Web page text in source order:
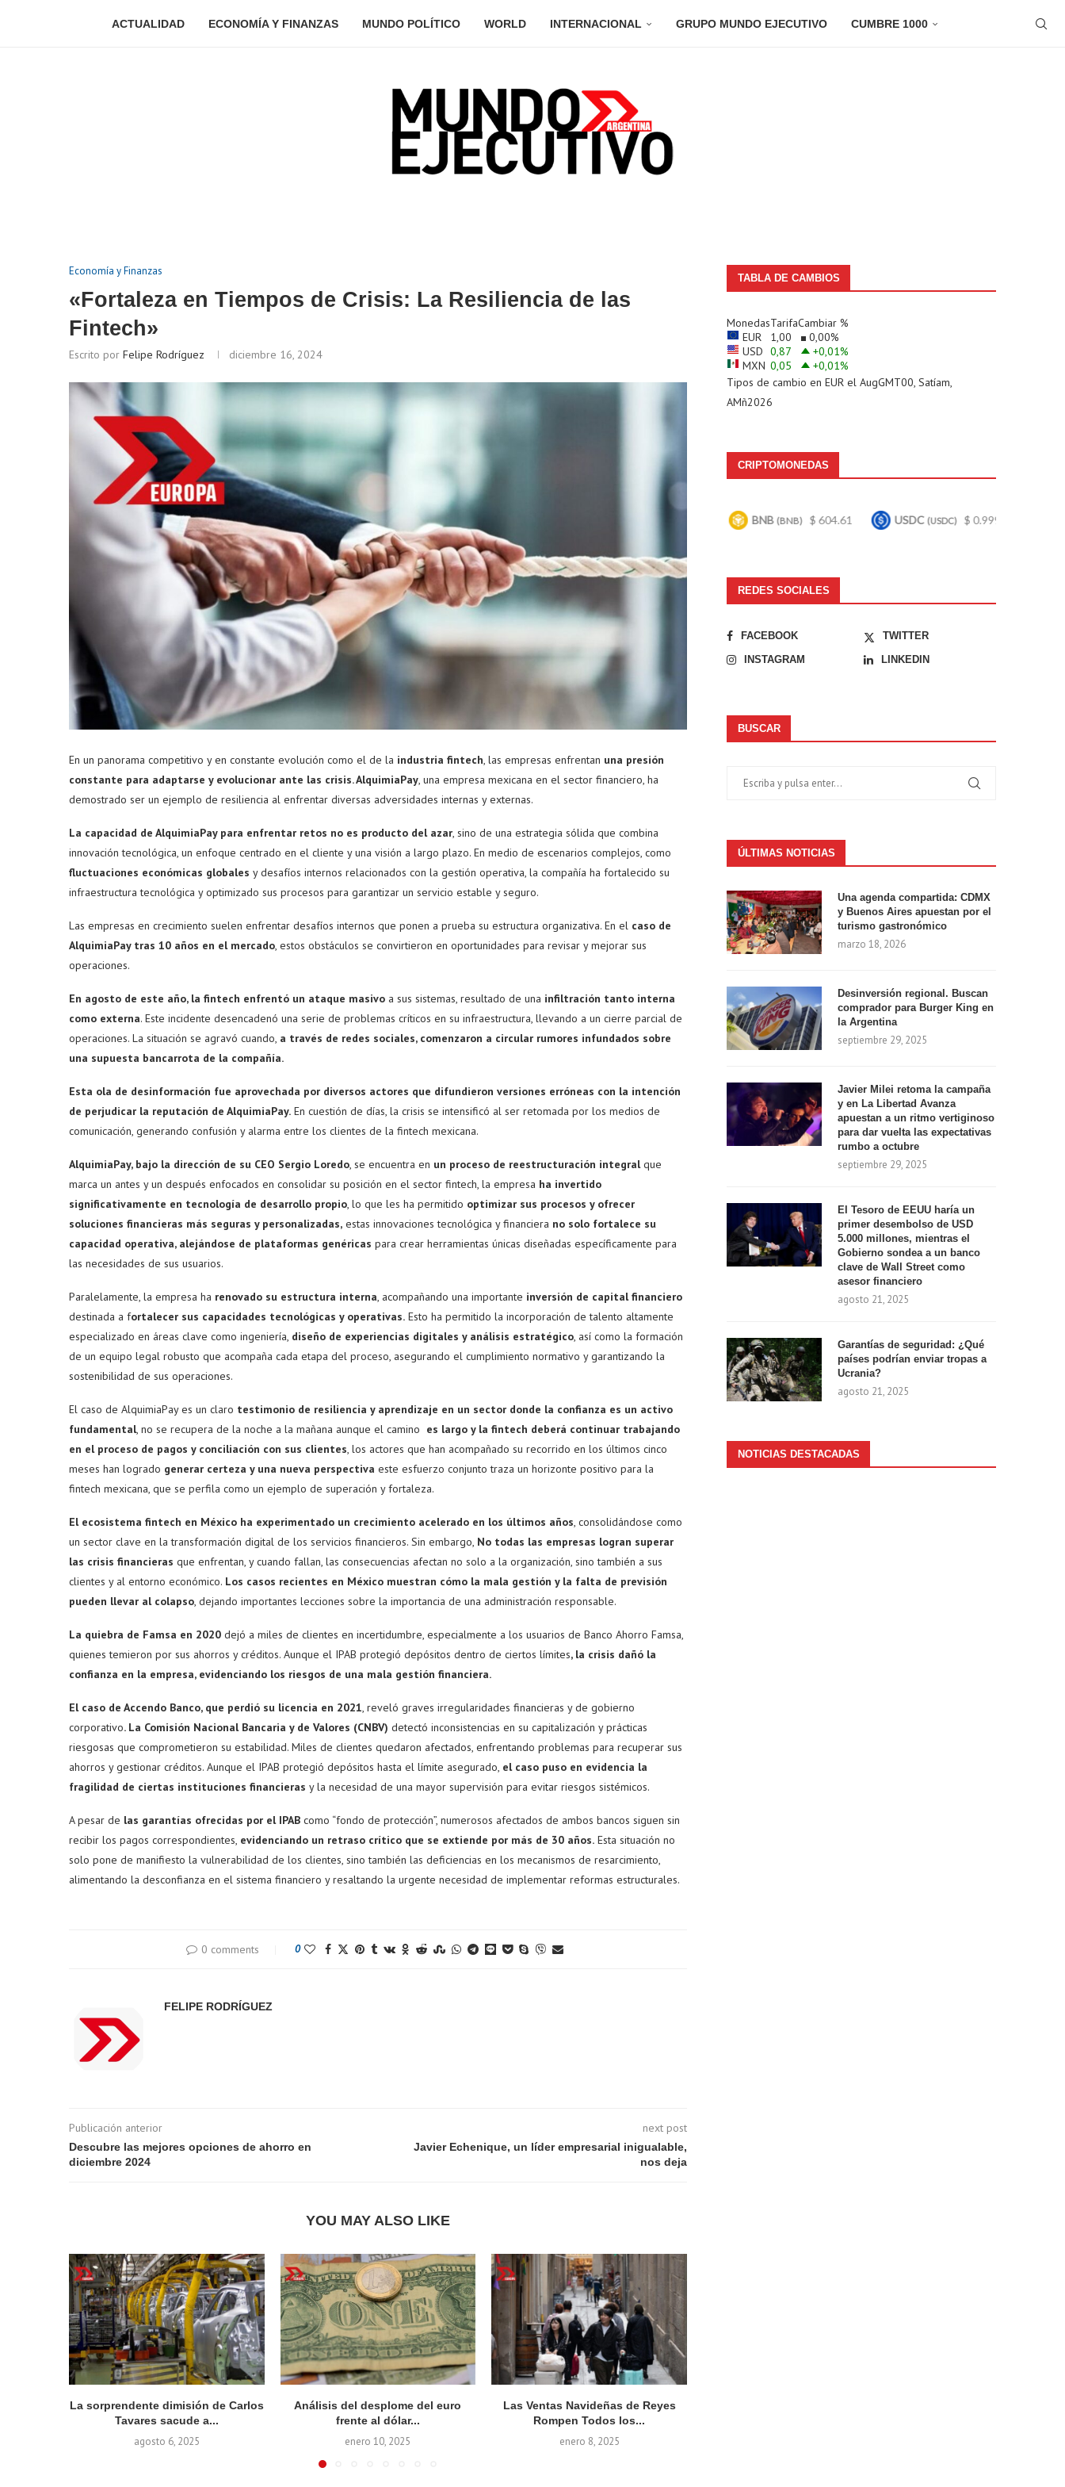
ACTUALIDAD ECONOMÍA Y FINANZAS MUNDO POLÍTICO WORLD INTERNACIONAL GRUPO MUNDO EJECUTIVO CUMBRE 1000
Economía y Finanzas
«Fortaleza en Tiempos de Crisis: La Resiliencia de las
Fintech»
Escrito por Felipe Rodríguez diciembre 16, 2024
En un panorama competitivo y en constante evolución como el de la industria fintech, las empresas enfrentan una presión
constante para adaptarse y evolucionar ante las crisis. AlquimiaPay, una empresa mexicana en el sector financiero, ha
demostrado ser un ejemplo de resiliencia al enfrentar diversas adversidades internas y externas.
La capacidad de AlquimiaPay para enfrentar retos no es producto del azar, sino de una estrategia sólida que combina
innovación tecnológica, un enfoque centrado en el cliente y una visión a largo plazo. En medio de escenarios complejos, como
fluctuaciones económicas globales y desafíos internos relacionados con la gestión operativa, la compañía ha fortalecido su
infraestructura tecnológica y optimizado sus procesos para garantizar un servicio estable y seguro.
Las empresas en crecimiento suelen enfrentar desafíos internos que ponen a prueba su estructura organizativa. En el caso de
AlquimiaPay tras 10 años en el mercado, estos obstáculos se convirtieron en oportunidades para revisar y mejorar sus
operaciones.
En agosto de este año, la fintech enfrentó un ataque masivo a sus sistemas, resultado de una infiltración tanto interna
como externa. Este incidente desencadenó una serie de problemas críticos en su infraestructura, llevando a un cierre parcial de
operaciones. La situación se agravó cuando, a través de redes sociales, comenzaron a circular rumores infundados sobre
una supuesta bancarrota de la compañía.
Esta ola de desinformación fue aprovechada por diversos actores que difundieron versiones erróneas con la intención
de perjudicar la reputación de AlquimiaPay. En cuestión de días, la crisis se intensificó al ser retomada por los medios de
comunicación, generando confusión y alarma entre los clientes de la fintech mexicana.
AlquimiaPay, bajo la dirección de su CEO Sergio Loredo, se encuentra en un proceso de reestructuración integralque
marca un antes y un después enfocados en consolidar su posición en el sector fintech, la empresa ha invertido
significativamente en tecnología de desarrollo propio, lo que les ha permitido optimizar sus procesos y ofrecer
soluciones financieras más seguras y personalizadas, estas innovaciones tecnológica y financiera no solo fortalece su
capacidad operativa, alejándose de plataformas genéricas para crear herramientas únicas diseñadas específicamente para
las necesidades de sus usuarios.
Paralelamente, la empresa ha renovado su estructura interna, acompañando una importante inversión de capital financiero
destinada a fortalecer sus capacidades tecnológicas y operativas. Esto ha permitido la incorporación de talento altamente
especializado en áreas clave como ingeniería, diseño de experiencias digitales y análisis estratégico, así como la formación
de un equipo legal robusto que acompaña cada etapa del proceso, asegurando el cumplimiento normativo y garantizando la
sostenibilidad de sus operaciones.
El caso de AlquimiaPay es un claro testimonio de resiliencia y aprendizaje en un sector donde la confianza es un activo
fundamental, no se recupera de la noche a la mañana aunque el camino es largo y la fintech deberá continuar trabajando
en el proceso de pagos y conciliación con sus clientes, los actores que han acompañado su recorrido en los últimos cinco
meses han logrado generar certeza y una nueva perspectiva este esfuerzo conjunto traza un horizonte positivo para la
fintech mexicana, que se perfila como un ejemplo de superación y fortaleza.
El ecosistema fintech en México ha experimentado un crecimiento acelerado en los últimos años, consolidándose como
un sector clave en la transformación digital de los servicios financieros. Sin embargo, No todas las empresas logran superar
las crisis financieras que enfrentan, y cuando fallan, las consecuencias afectan no solo a la organización, sino también a sus
clientes y al entorno económico. Los casos recientes en México muestran cómo la mala gestión y la falta de previsión
pueden llevar al colapso, dejando importantes lecciones sobre la importancia de una administración responsable.
La quiebra de Famsa en 2020 dejó a miles de clientes en incertidumbre, especialmente a los usuarios de Banco Ahorro Famsa,
quienes temieron por sus ahorros y créditos. Aunque el IPAB protegió depósitos dentro de ciertos límites, la crisis dañó la
confianza en la empresa, evidenciando los riesgos de una mala gestión financiera.
El caso de Accendo Banco, que perdió su licencia en 2021, reveló graves irregularidades financieras y de gobierno
corporativo. La Comisión Nacional Bancaria y de Valores (CNBV) detectó inconsistencias en su capitalización y prácticas
riesgosas que comprometieron su estabilidad. Miles de clientes quedaron afectados, enfrentando problemas para recuperar sus
ahorros y gestionar créditos. Aunque el IPAB protegió depósitos hasta el límite asegurado, el caso puso en evidencia la
fragilidad de ciertas instituciones financieras y la necesidad de una mayor supervisión para evitar riesgos sistémicos.
A pesar de las garantías ofrecidas por el IPAB como “fondo de protección”, numerosos afectados de ambos bancos siguen sin
recibir los pagos correspondientes, evidenciando un retraso crítico que se extiende por más de 30 años. Esta situación no
solo pone de manifiesto la vulnerabilidad de los clientes, sino también las deficiencias en los mecanismos de resarcimiento,
alimentando la desconfianza en el sistema financiero y resaltando la urgente necesidad de implementar reformas estructurales.
0 comments 0
FELIPE RODRÍGUEZ
Publicación anterior
Descubre las mejores opciones de ahorro en
diciembre 2024
next post
Javier Echenique, un líder empresarial inigualable,
nos deja
YOU MAY ALSO LIKE
La sorprendente dimisión de Carlos
Tavares sacude a...
agosto 6, 2025
Análisis del desplome del euro
frente al dólar...
enero 10, 2025
Las Ventas Navideñas de Reyes
Rompen Todos los...
enero 8, 2025
TABLA DE CAMBIOS
MonedasTarifaCambiar %
EUR
1,00 0,00%
USD 0,87 +0,01%
MXN 0,05 +0,01%
Tipos de cambio en EUR el AugGMT00, Satíam,
AMñ2026
CRIPTOMONEDAS
Bitcoin(BTC) $ 65,014.00 Ethereum(ETH) $ 1,920.42 $ 604.61 USDC(USDC) $ 0.999627 Bitcoin
REDES SOCIALES
FACEBOOK
TWITTER
INSTAGRAM
LINKEDIN
BUSCAR
ÚLTIMAS NOTICIAS
Una agenda compartida: CDMX
y Buenos Aires apuestan por el
turismo gastronómico
marzo 18, 2026
Desinversión regional. Buscan
comprador para Burger King en
la Argentina
septiembre 29, 2025
Javier Milei retoma la campaña
y en La Libertad Avanza
apuestan a un ritmo vertiginoso
para dar vuelta las expectativas
rumbo a octubre
septiembre 29, 2025
El Tesoro de EEUU haría un
primer desembolso de USD
5.000 millones, mientras el
Gobierno sondea a un banco
clave de Wall Street como
asesor financiero
agosto 21, 2025
Garantías de seguridad: ¿Qué
países podrían enviar tropas a
Ucrania?
agosto 21, 2025
NOTICIAS DESTACADAS